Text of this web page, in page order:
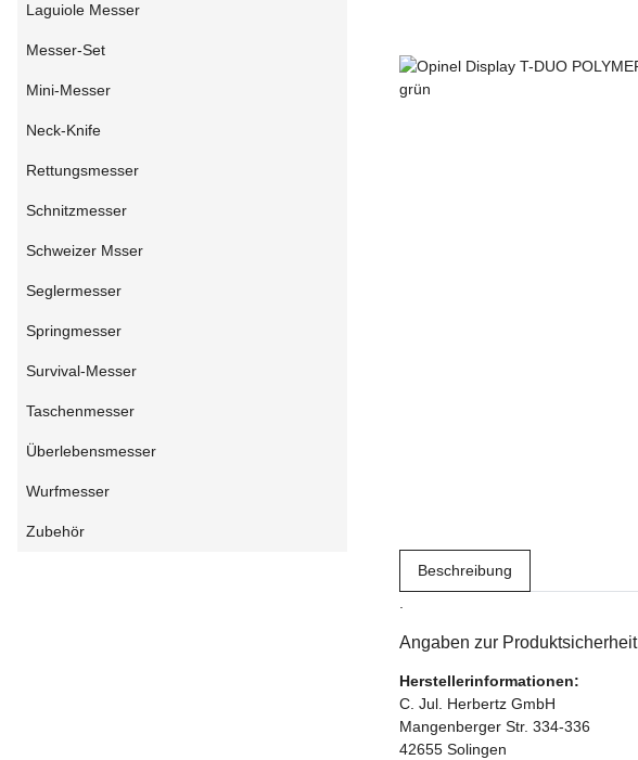
Beschreibung
Angaben zur Produktsicherheit
Herstellerinformationen:
C. Jul. Herbertz GmbH
Mangenberger Str. 334-336
42655 Solingen
Laguiole Messer
Messer-Set
Mini-Messer
Neck-Knife
Rettungsmesser
Schnitzmesser
Schweizer Msser
Seglermesser
Springmesser
Survival-Messer
Taschenmesser
Überlebensmesser
Wurfmesser
Zubehör